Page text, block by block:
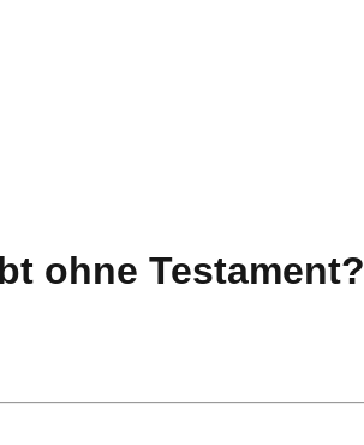
ohne Testament?